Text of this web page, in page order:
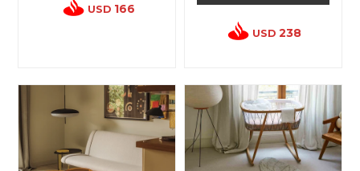
USD 166
USD 238